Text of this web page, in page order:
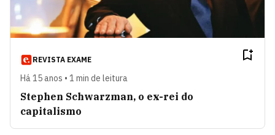
REVISTA EXAME
Há 15 anos • 1 min de leitura
Stephen Schwarzman, o ex-rei do
capitalismo